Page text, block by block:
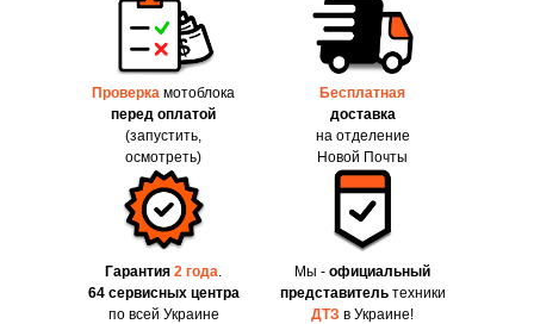
Проверка мотоблока
перед оплатой
(запустить,
осмотреть)
Гарантия 2 года.
64 сервисных центра
по всей Украине
Бесплатная
доставка
на отделение
Новой Почты
Мы - официальный
представительтехники
ДТЗ в Украине!